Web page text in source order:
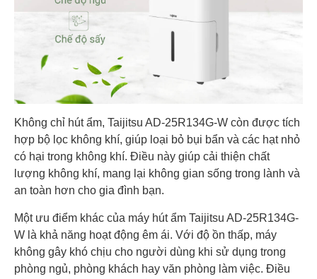
Không chỉ hút ẩm, Taijitsu AD-25R134G-W còn được tích
hợp bộ lọc không khí, giúp loại bỏ bụi bẩn và các hạt nhỏ
có hại trong không khí. Điều này giúp cải thiện chất
lượng không khí, mang lại không gian sống trong lành và
an toàn hơn cho gia đình bạn.
Một ưu điểm khác của máy hút ẩm Taijitsu AD-25R134G-
W là khả năng hoạt động êm ái. Với độ ồn thấp, máy
không gây khó chịu cho người dùng khi sử dụng trong
phòng ngủ, phòng khách hay văn phòng làm việc. Điều